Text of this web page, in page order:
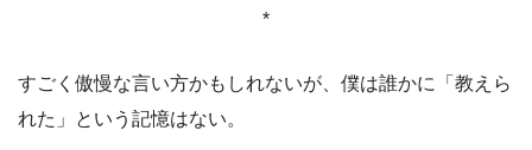
*
すごく傲慢な言い方かもしれないが、僕は誰かに「教えら
れた」という記憶はない。